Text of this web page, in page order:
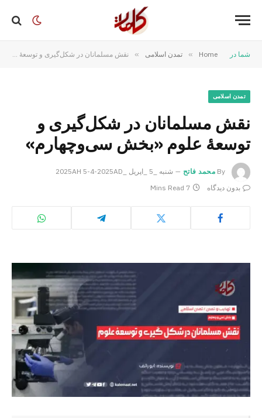
شما در Home
» تمدن اسلامی » نقش مسلمانان در شکل‌گیری و توسعۀ علوم «بخش سی‌وچهارم»
تمدن اسلامی
نقش مسلمانان در شکل‌گیری و
توسعۀ علوم «بخش سی‌وچهارم»
By محمد فاتح
شنبه _5 _اپریل _2025AH 5-4-2025AD
بدون دیدگاه
7 Mins Read